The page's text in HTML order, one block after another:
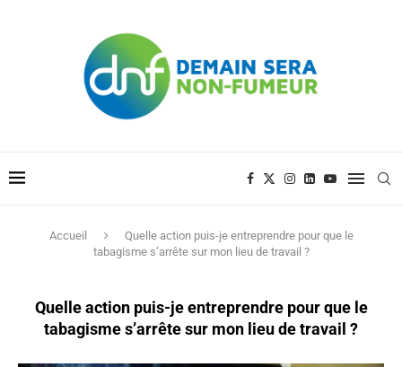
Accueil
Quelle action puis-je entreprendre pour que le
tabagisme s’arrête sur mon lieu de travail ?
Quelle action puis-je entreprendre pour que le
tabagisme s’arrête sur mon lieu de travail ?